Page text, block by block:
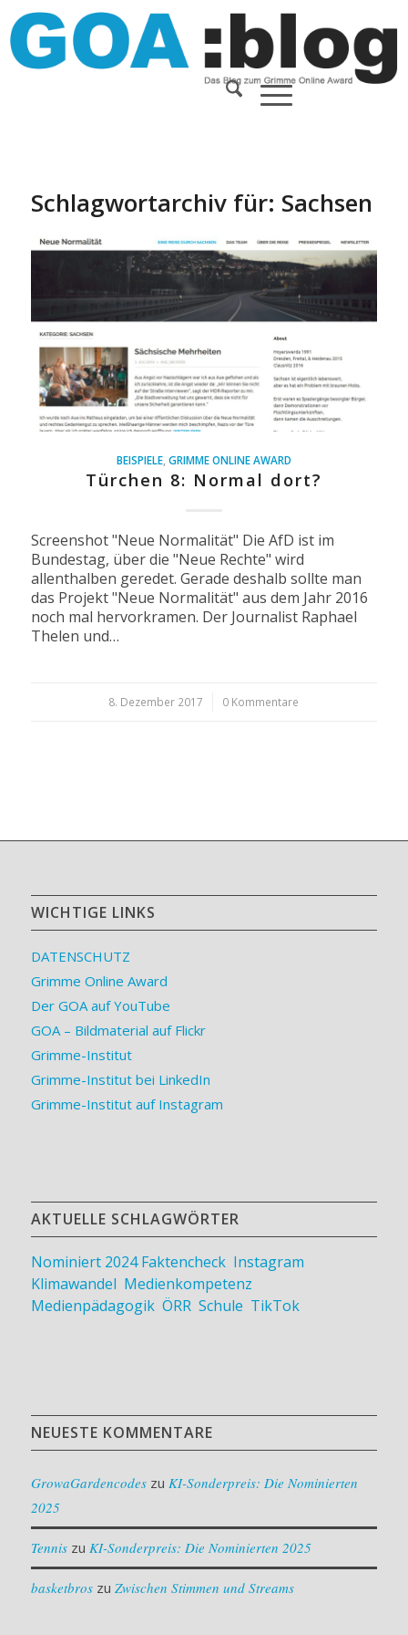
Schlagwortarchiv für: Sachsen
BEISPIELE, GRIMME ONLINE AWARD
Türchen 8: Normal dort?
Screenshot "Neue Normalität" Die AfD ist im
Bundestag, über die "Neue Rechte" wird
allenthalben geredet. Gerade deshalb sollte man
das Projekt "Neue Normalität" aus dem Jahr 2016
noch mal hervorkramen. Der Journalist Raphael
Thelen und…
8. Dezember 2017
/ 0 Kommentare
WICHTIGE LINKS
DATENSCHUTZ
Grimme Online Award
Der GOA auf YouTube
GOA – Bildmaterial auf Flickr
Grimme-Institut
Grimme-Institut bei LinkedIn
Grimme-Institut auf Instagram
AKTUELLE SCHLAGWÖRTER
Nominiert 2024 Faktencheck, Instagram
Klimawandel Medienkompetenz
Medienpädagogik, ÖRR, Schule TikTok
NEUESTE KOMMENTARE
GrowaGardencodeszu KI-Sonderpreis: Die Nominierten
2025
Tenniszu KI-Sonderpreis: Die Nominierten 2025
basketbroszu Zwischen Stimmen und Streams